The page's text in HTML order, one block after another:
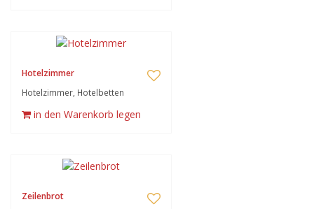
Hotelzimmer
Hotelzimmer, Hotelbetten
in den Warenkorb legen
Zeilenbrot